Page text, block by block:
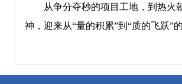
从争分夺秒的项目工地，到热火朝
神，迎来从“量的积累”到“质的飞跃”的